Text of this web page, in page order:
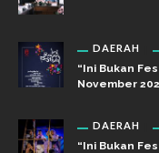
DAERAH
“Ini Bukan
November 202
DAERAH
“Ini Bukan